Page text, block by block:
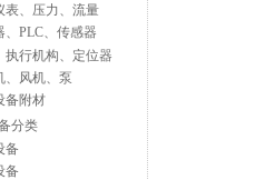
表、压力、流量
、PLC、传感器
执行机构、定位器
、风机、泵
备附材
分类
备
备